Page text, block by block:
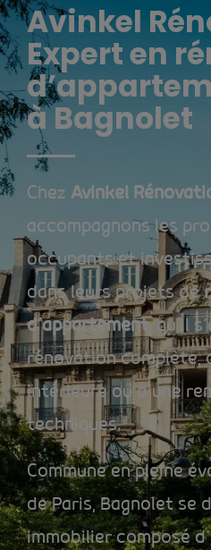
Avinkel
Expert en
à Bagnolet
Chez Avinkel
accompagnons les
occupants et
dans leurs projets de
d’appartement, qu’il
rénovation complète,
intérieure ou d’une
techniques.
Commune en pleine
de Paris, Bagnolet se
immobilier composé d’